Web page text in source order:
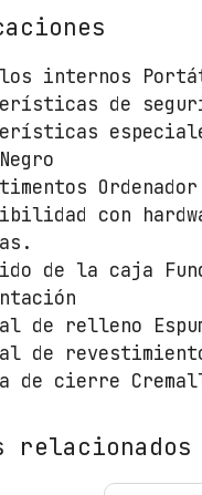
internos
de
con
de la caja
de relleno
de
de cierre
relacionados